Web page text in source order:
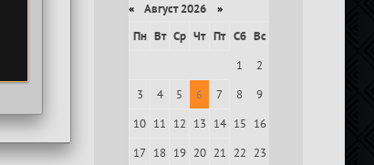
« Август 2026 »
Пн Вт Ср Чт Пт Сб Вс
1
2
3
4 5 6 7 8
9
10 11 12 13 14 15 16
17 18 19 20 21 22 23